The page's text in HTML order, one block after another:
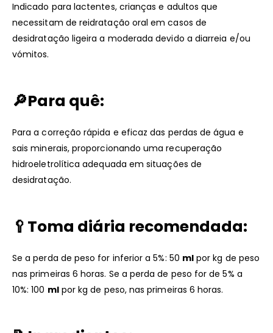
Indicado para lactentes, crianças e adultos que
necessitam de reidratação oral em casos de
desidratação ligeira a moderada devido a diarreia e/ou
vómitos.
🔎Para quê:
Para a correção rápida e eficaz das perdas de água e
sais minerais, proporcionando uma recuperação
hidroeletrolítica adequada em situações de
desidratação.
🥄Toma diária recomendada:
Se a perda de peso for inferior a 5%: 50 ml por kg de peso
nas primeiras 6 horas. Se a perda de peso for de 5% a
10%: 100 mlpor kg de peso, nas primeiras 6 horas.